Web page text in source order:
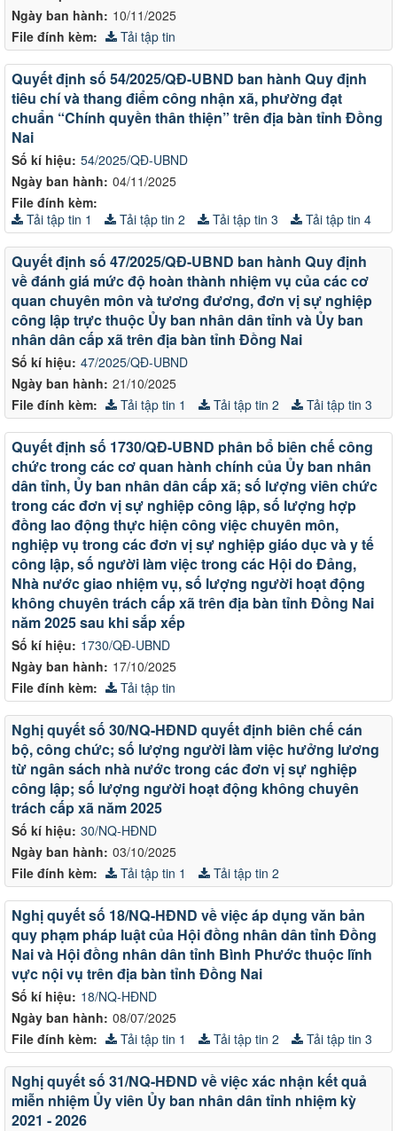
Ngày ban hành: 10/11/2025
File đính kèm:
Tải tập tin
Số kí hiệu: 54/2025/QĐ-UBND
Ngày ban hành: 04/11/2025
Quyết định số 54/2025/QĐ-UBND ban hành Quy định
tiêu chí và thang điểm công nhận xã, phường đạt
chuẩn “Chính quyền thân thiện” trên địa bàn tỉnh Đồng
Nai
File đính kèm:
Tải tập tin 1
Tải tập tin 2 Tải tập tin 3 Tải tập tin 4
Số kí hiệu: 47/2025/QĐ-UBND
Ngày ban hành: 21/10/2025
Quyết định số 47/2025/QĐ-UBND ban hành Quy định
về đánh giá mức độ hoàn thành nhiệm vụ của các cơ
quan chuyên môn và tương đương, đơn vị sự nghiệp
công lập trực thuộc Ủy ban nhân dân tỉnh và Ủy ban
nhân dân cấp xã trên địa bàn tỉnh Đồng Nai
File đính kèm: Tải tập tin 1 Tải tập tin 2 Tải tập tin 3
Số kí hiệu: 1730/QĐ-UBND
Ngày ban hành: 17/10/2025
Quyết định số 1730/QĐ-UBND phân bổ biên chế công
chức trong các cơ quan hành chính của Ủy ban nhân
dân tỉnh, Ủy ban nhân dân cấp xã; số lượng viên chức
trong các đơn vị sự nghiệp công lập, số lượng hợp
đồng lao động thực hiện công việc chuyên môn,
nghiệp vụ trong các đơn vị sự nghiệp giáo dục và y tế
công lập, số người làm việc trong các Hội do Đảng,
Nhà nước giao nhiệm vụ, số lượng người hoạt động
không chuyên trách cấp xã trên địa bàn tỉnh Đồng Nai
năm 2025 sau khi sắp xếp
File đính kèm: Tải tập tin
Số kí hiệu: 30/NQ-HĐND
Ngày ban hành: 03/10/2025
Nghị quyết số 30/NQ-HĐND quyết định biên chế cán
bộ, công chức; số lượng người làm việc hưởng lương
từ ngân sách nhà nước trong các đơn vị sự nghiệp
công lập; số lượng người hoạt động không chuyên
trách cấp xã năm 2025
File đính kèm: Tải tập tin 1 Tải tập tin 2
Số kí hiệu: 18/NQ-HĐND
Ngày ban hành: 08/07/2025
Nghị quyết số 18/NQ-HĐND về việc áp dụng văn bản
quy phạm pháp luật của Hội đồng nhân dân tỉnh Đồng
Nai và Hội đồng nhân dân tỉnh Bình Phước thuộc lĩnh
vực nội vụ trên địa bàn tỉnh Đồng Nai
File đính kèm: Tải tập tin 1 Tải tập tin 2 Tải tập tin 3
Nghị quyết số 31/NQ-HĐND về việc xác nhận kết quả
miễn nhiệm Ủy viên Ủy ban nhân dân tỉnh nhiệm kỳ
2021 - 2026